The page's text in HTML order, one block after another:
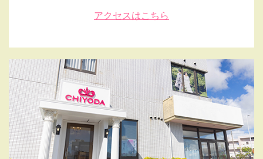
アクセスはこちら